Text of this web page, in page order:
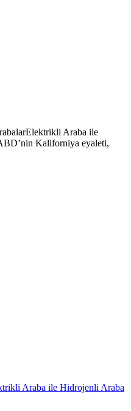
Araba ile
Kaliforniya eyaleti,
Araba ile Hidrojenli Araba